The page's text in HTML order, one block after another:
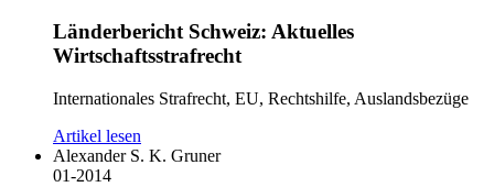
Länderbericht Schweiz: Aktuelles
Wirtschaftsstrafrecht
Internationales Strafrecht, EU, Rechtshilfe, Auslandsbezüge
Artikel lesen
Alexander S. K. Gruner
01-2014